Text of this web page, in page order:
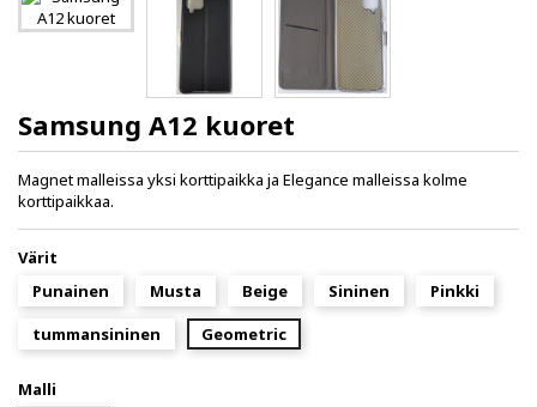
Samsung A12 kuoret
Magnet malleissa yksi korttipaikka ja Elegance malleissa kolme
korttipaikkaa.
Värit
Punainen
Musta Beige Sininen
Pinkki
tummansininen
Geometric
Malli